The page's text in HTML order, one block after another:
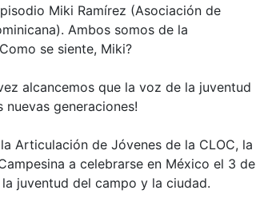
Miki Ramírez (Asociación de
Ambos somos de la
se siente, Miki?
alcancemos que la voz de la juventud
generaciones!
Articulación de Jóvenes de la CLOC, la
a celebrarse en México el 3 de
juventud del campo y la ciudad.